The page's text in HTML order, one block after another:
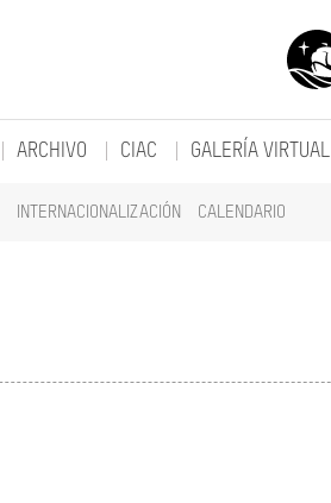
INTERNACIONALIZACIÓN CALENDARIO
ARCHIVO CIAC GALERÍA VIRTUAL